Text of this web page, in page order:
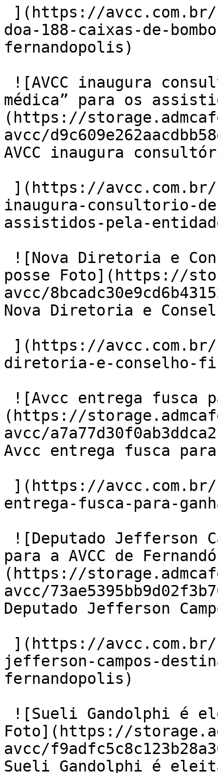
doa-188-caixas-de-
fernandopolis)
médica” para os
(https://
avcc/
AVCC inaugura
inaugura-consultorio-
assistidos-pela-
posse Foto](https://
avcc/
Nova Diretoria e
diretoria-e-conselho-
(https://
avcc/
Avcc entrega fusca
entrega-fusca-para-
para a AVCC de
(https://
avcc/
Deputado Jefferson
jefferson-campos-
fernandopolis)
Foto](https://
avcc/
Sueli Gandolphi é